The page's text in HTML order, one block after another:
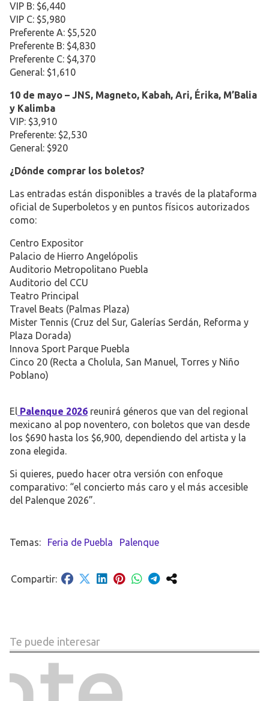
VIP B: $6,440
VIP C: $5,980
Preferente A: $5,520
Preferente B: $4,830
Preferente C: $4,370
General: $1,610
10 de mayo – JNS, Magneto, Kabah, Ari, Érika, M’Balia
y Kalimba
VIP: $3,910
Preferente: $2,530
General: $920
¿Dónde comprar los boletos?
Las entradas están disponibles a través de la plataforma
oficial de Superboletos y en puntos físicos autorizados
como:
Centro Expositor
Palacio de Hierro Angelópolis
Auditorio Metropolitano Puebla
Auditorio del CCU
Teatro Principal
Travel Beats (Palmas Plaza)
Mister Tennis (Cruz del Sur, Galerías Serdán, Reforma y
Plaza Dorada)
Innova Sport Parque Puebla
Cinco 20 (Recta a Cholula, San Manuel, Torres y Niño
Poblano)
El Palenque 2026 reunirá géneros que van del regional
mexicano al pop noventero, con boletos que van desde
los $690 hasta los $6,900, dependiendo del artista y la
zona elegida.
Si quieres, puedo hacer otra versión con enfoque
comparativo: “el concierto más caro y el más accesible
del Palenque 2026”.
Feria de Puebla Palenque
Te puede interesar